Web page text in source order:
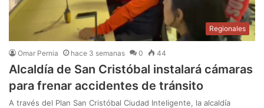
Regionales
Omar Pernia hace 3 semanas 0 44
Alcaldía de San Cristóbal instalará cámaras
para frenar accidentes de tránsito
A través del Plan San Cristóbal Ciudad Inteligente, la alcaldía